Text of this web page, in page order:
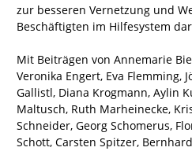
zur besseren Vernetzung und
Beschäftigten im Hilfesystem
Mit Beiträgen von Annemarie
Veronika Engert, Eva Flemming,
Gallistl, Diana Krogmann, Aylin
Maltusch, Ruth Marheinecke,
Schneider, Georg Schomerus,
Schott, Carsten Spitzer,